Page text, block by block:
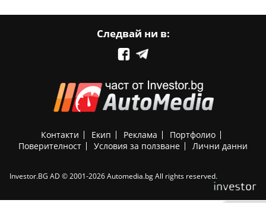
Следвай ни в:
Контакти Екип Реклама
Портфолио
Поверителност
Условия за ползване Лични данни
Investor.BG AD © 2001-2026 Automedia.bg All rights reserved.